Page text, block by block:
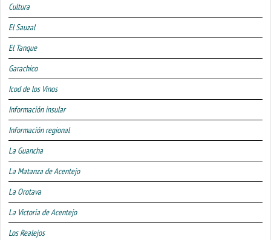
Cultura
El Sauzal
El Tanque
Garachico
Icod de los Vinos
Información insular
Información regional
La Guancha
La Matanza de Acentejo
La Orotava
La Victoria de Acentejo
Los Realejos